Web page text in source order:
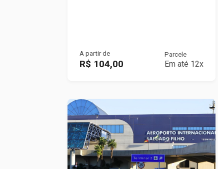
A partir de
R$ 104,00
Parcele
Em até 12x